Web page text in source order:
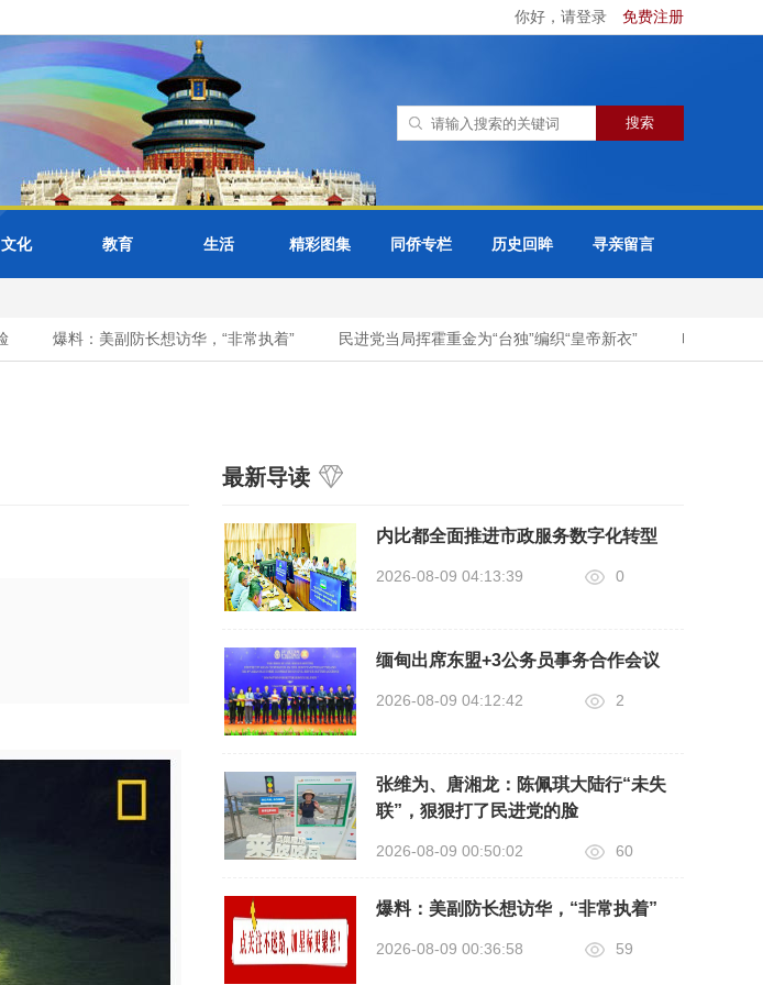
你好，请登录 免费注册
文化 教育 生活 精彩图集 同侨专栏 历史回眸 寻亲留言
爆料：美副防长想访华，“非常执着” 民进党当局挥霍重金为“台独”编织“皇帝新衣” 印度还想要抢功
最新导读
内比都全面推进市政服务数字化转型
2026-08-09 04:13:39 0
缅甸出席东盟+3公务员事务合作会议
2026-08-09 04:12:42 2
张维为、唐湘龙：陈佩琪大陆行“未失
联”，狠狠打了民进党的脸
2026-08-09 00:50:02 60
爆料：美副防长想访华，“非常执着”
2026-08-09 00:36:58 59